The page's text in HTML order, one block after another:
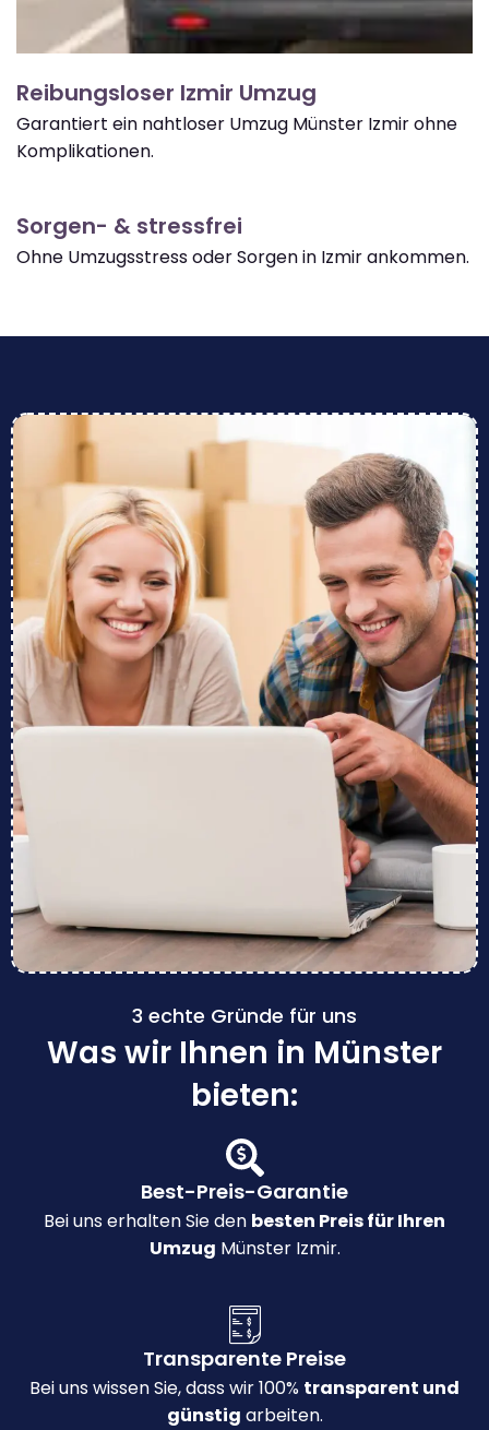
Reibungsloser Izmir Umzug
Garantiert ein nahtloser Umzug Münster Izmir ohne
Komplikationen.
Sorgen- & stressfrei
Ohne Umzugsstress oder Sorgen in Izmir ankommen.
3 echte Gründe für uns
Was wir Ihnen in Münster
bieten:
Best-Preis-Garantie
Bei uns erhalten Sie den besten Preis für Ihren
Umzug Münster Izmir.
Transparente Preise
Bei uns wissen Sie, dass wir 100% transparent und
günstig arbeiten.